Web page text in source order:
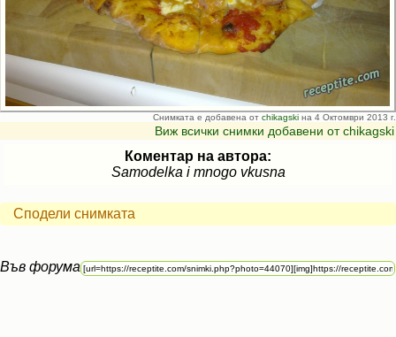
Снимката е добавена от chikagski на 4 Октомври 2013 г.
Виж всички снимки добавени от chikagski
Коментар на автора:
Samodelka i mnogo vkusna
Сподели снимката
Във форума